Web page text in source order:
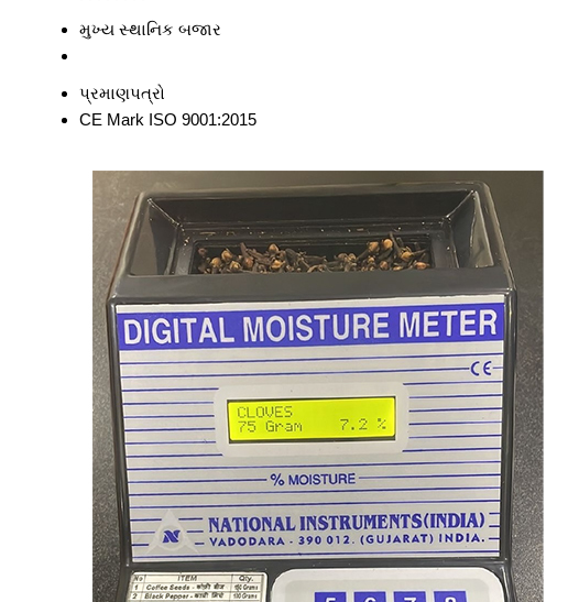
મુખ્ય સ્થાનિક બજાર
પ્રમાણપત્રો
CE Mark ISO 9001:2015